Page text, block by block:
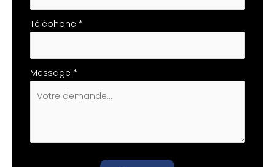
Téléphone *
Message *